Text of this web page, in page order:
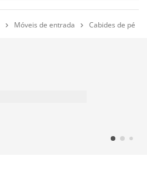
 Móveis de entrada  Cabides de pé